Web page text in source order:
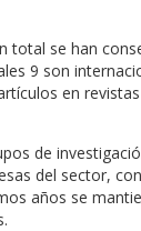
total se han
9 son
en
de
del sector,
años se